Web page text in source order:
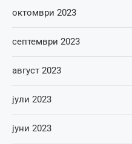
октомври 2023
септември 2023
август 2023
јули 2023
јуни 2023